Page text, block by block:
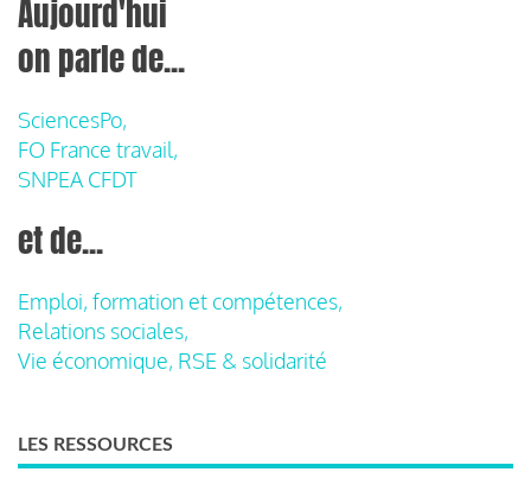
Aujourd'hui
on parle de...
SciencesPo,
FO France travail,
SNPEA CFDT
et de...
Emploi, formation et compétences,
Relations sociales,
Vie économique, RSE & solidarité
LES RESSOURCES